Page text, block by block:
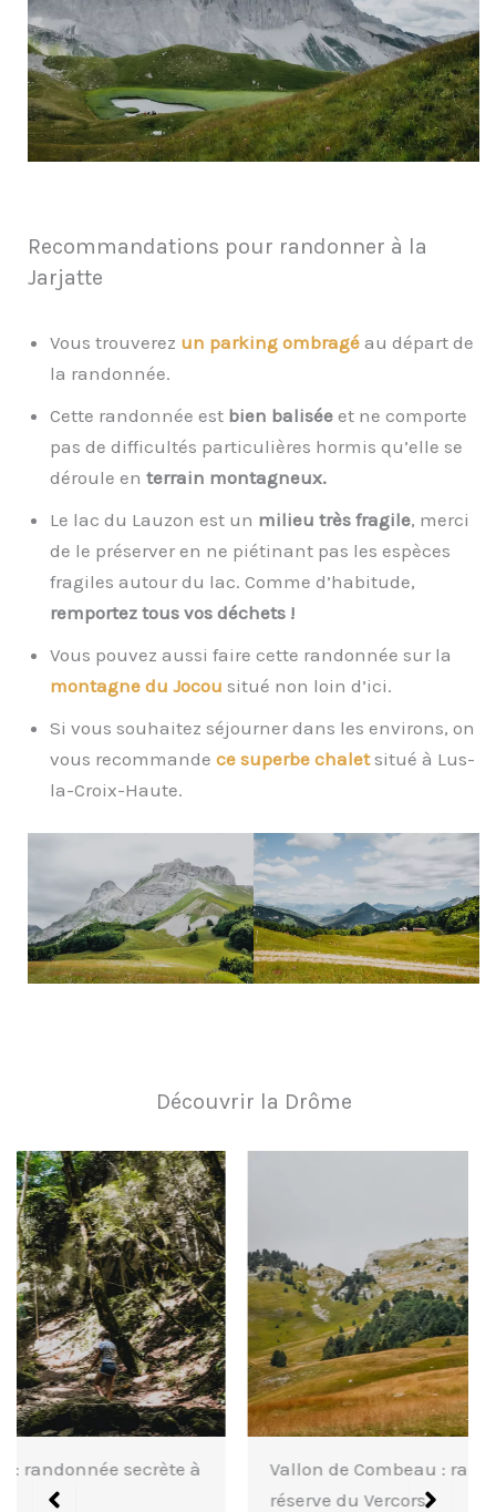
Recommandations pour randonner à la
Jarjatte
Vous trouverez un parking ombragé au départ de
la randonnée.
Cette randonnée est bien balisée et ne comporte
pas de difficultés particulières hormis qu’elle se
déroule en terrain montagneux.
Le lac du Lauzon est un milieu très fragile, merci
de le préserver en ne piétinant pas les espèces
fragiles autour du lac. Comme d’habitude,
remportez tous vos déchets !
Vous pouvez aussi faire cette randonnée sur la
montagne du Jocou situé non loin d’ici.
Si vous souhaitez séjourner dans les environs, on
vous recommande ce superbe chaletsitué à Lus-
la-Croix-Haute.
Découvrir la Drôme
Vallon de Combeau : randonnée dans la
réserve du Vercors